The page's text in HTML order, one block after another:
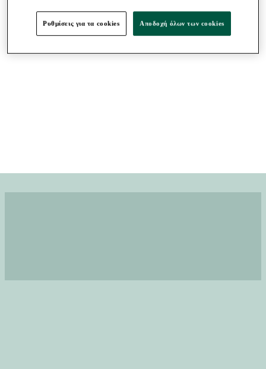
● ●●
Ρυθμίσεις για τα cookies Αποδοχή όλων των cookies